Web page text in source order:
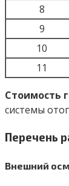
8
9
10
11
Стоимость
системы
Перечень
Внешний